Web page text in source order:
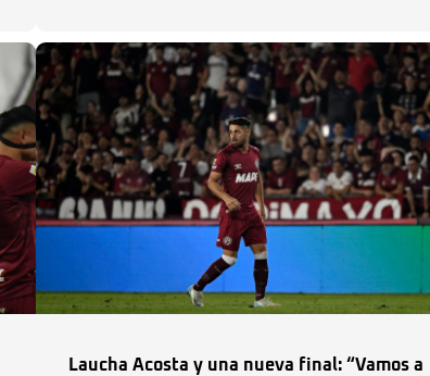
Laucha Acosta y una nueva final: “Vamos a